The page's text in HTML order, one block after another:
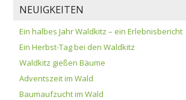
NEUIGKEITEN
Ein halbes Jahr Waldkitz – ein Erlebnisbericht
Ein Herbst-Tag bei den Waldkitz
Waldkitz gießen Bäume
Adventszeit im Wald
Baumaufzucht im Wald